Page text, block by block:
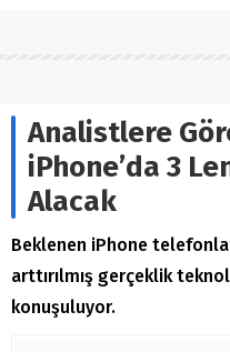
Analistlere
iPhone’da 3
Alacak
Beklenen iPhone
arttırılmış gerçeklik
konuşuluyor.